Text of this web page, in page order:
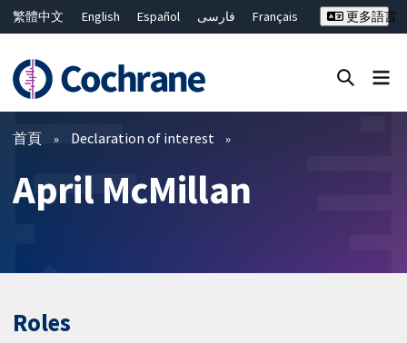
繁體中文 English Español فارسی
Français
ไทย
简体中文
更多語言
篩選條件
首頁 Declaration of interest
April McMillan
Roles